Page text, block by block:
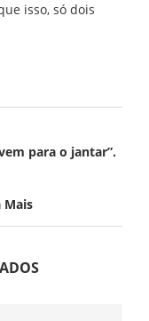
isso, só dois
para o jantar”.
Mais